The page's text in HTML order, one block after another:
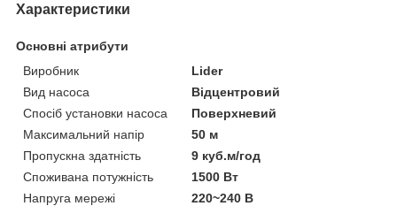
Характеристики
Основні атрибути
Виробник
Lider
Вид насоса
Відцентровий
Спосіб установки насоса
Поверхневий
Максимальний напір
50 м
Пропускна здатність
9 куб.м/год
Споживана потужність
1500 Вт
Напруга мережі
220~240 В